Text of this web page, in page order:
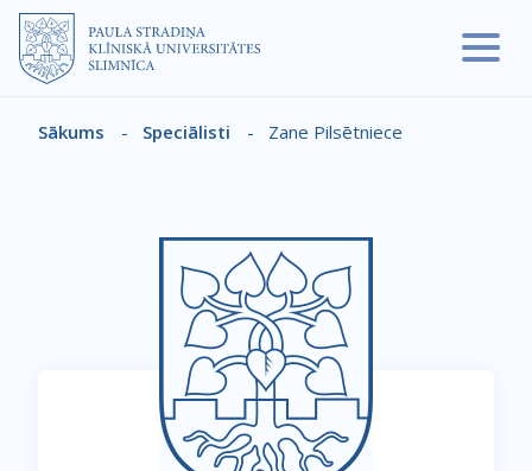
Pārlekt uz galveno saturu
Atpakaļceļš
Sākums - Speciālisti - Zane Pilsētniece